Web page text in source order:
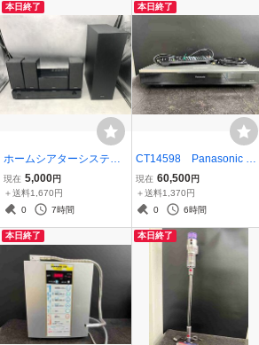
本日終了
ホームシアターシステム
【F3090】アンプ AVC-S5
00HD ウーファー DSW-S
500 スピーカー SC-AS50
260725
現在 5,000円
＋送料1,670円
0
7時間
本日終了
CT14598 Panasonic パ
ナソニック DMR-UBZ1 ブ
ルーレイレコーダー 2017
年製 リモコン付き 202
現在 60,500円
＋送料1,370円
0
6時間
本日終了 本日終了